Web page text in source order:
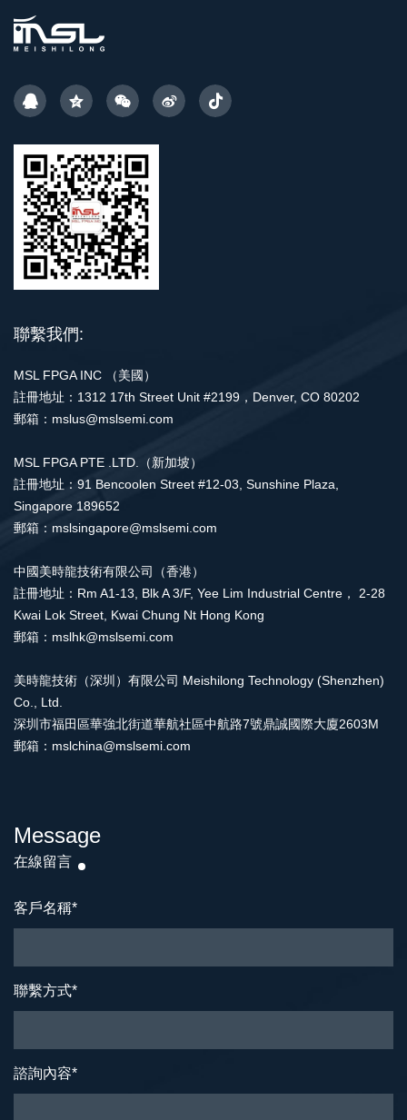
聯繫我們:
MSL FPGA INC （美國）
註冊地址：1312 17th Street Unit #2199，Denver, CO 80202
郵箱：mslus@mslsemi.com
MSL FPGA PTE .LTD.（新加坡）
註冊地址：91 Bencoolen Street #12-03, Sunshine Plaza,
Singapore 189652
郵箱：mslsingapore@mslsemi.com
中國美時龍技術有限公司（香港）
註冊地址：Rm A1-13, Blk A 3/F, Yee Lim Industrial Centre， 2-28
Kwai Lok Street, Kwai Chung Nt Hong Kong
郵箱：mslhk@mslsemi.com
美時龍技術（深圳）有限公司 Meishilong Technology (Shenzhen)
Co., Ltd.
深圳市福田區華強北街道華航社區中航路7號鼎誠國際大廈2603M
郵箱：mslchina@mslsemi.com
Message
在線留言
客戶名稱*
聯繫方式*
諮詢內容*